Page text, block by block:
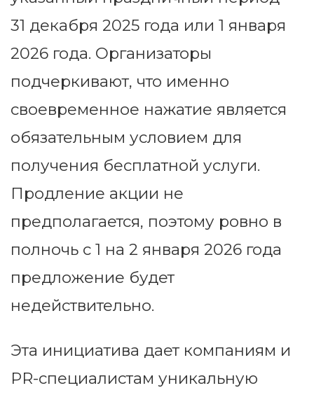
31 декабря 2025 года или 1 января
2026 года. Организаторы
подчеркивают, что именно
своевременное нажатие является
обязательным условием для
получения бесплатной услуги.
Продление акции не
предполагается, поэтому ровно в
полночь с 1 на 2 января 2026 года
предложение будет
недействительно.
Эта инициатива дает компаниям и
PR-специалистам уникальную